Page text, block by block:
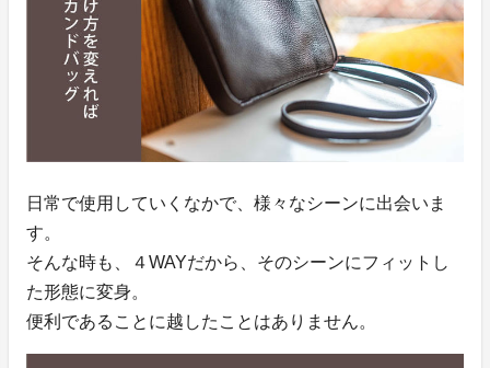
日常で使用していくなかで、様々なシーンに出会いま
す。
そんな時も、４WAYだから、そのシーンにフィットし
た形態に変身。
便利であることに越したことはありません。